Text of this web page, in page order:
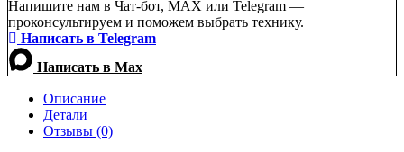
Напишите нам в Чат-бот, MAX или Telegram —
проконсультируем и поможем выбрать технику.
Написать в Telegram
Написать в Max
Описание
Детали
Отзывы (0)